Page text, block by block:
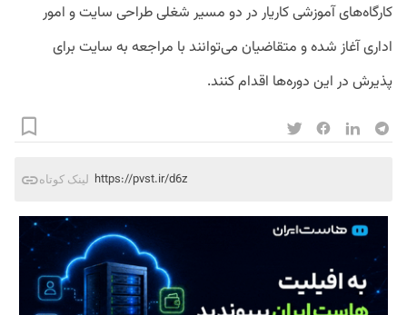
کارگاه‌های آموزشی کاریار در دو مسیر شغلی طراحی سایت و امور
اداری آغاز شده و متقاضیان می‌توانند با مراجعه به سایت برای
پذیرش در این دوره‌ها اقدام کنند.
لینک کوتاه https://pvst.ir/d6z